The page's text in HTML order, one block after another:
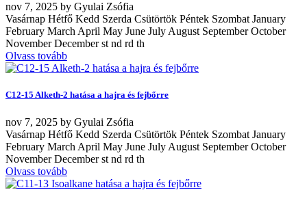
nov 7, 2025 by Gyulai Zsófia
Vasárnap Hétfő Kedd Szerda Csütörtök Péntek Szombat January
February March April May June July August September October
November December st nd rd th
Olvass tovább
C12-15 Alketh-2 hatása a hajra és fejbőrre
nov 7, 2025 by Gyulai Zsófia
Vasárnap Hétfő Kedd Szerda Csütörtök Péntek Szombat January
February March April May June July August September October
November December st nd rd th
Olvass tovább